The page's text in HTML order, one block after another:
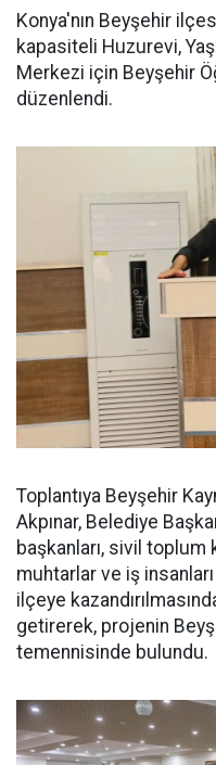
Konya'nın Beyşehir
kapasiteli Huzurevi,
Merkezi için Beyşehir
düzenlendi.
Toplantıya Beyşehir
Akpınar, Belediye
başkanları, sivil toplum
muhtarlar ve iş insanları
ilçeye
getirerek, projenin
temennisinde bulundu.